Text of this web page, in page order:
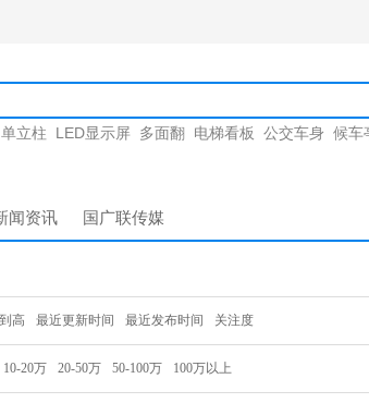
单立柱 LED显示屏 多面翻 电梯看板 公交车身 候车
闻资讯 国广联传媒
高 最近更新时间 最近发布时间 关注度
10-20万 20-50万 50-100万 100万以上